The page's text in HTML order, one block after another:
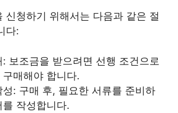
신청하기 위해서는 다음과 같은 절
다:
: 보조금을 받으려면 선행 조건으로
구매해야 합니다.
성: 구매 후, 필요한 서류를 준비하
를 작성합니다.